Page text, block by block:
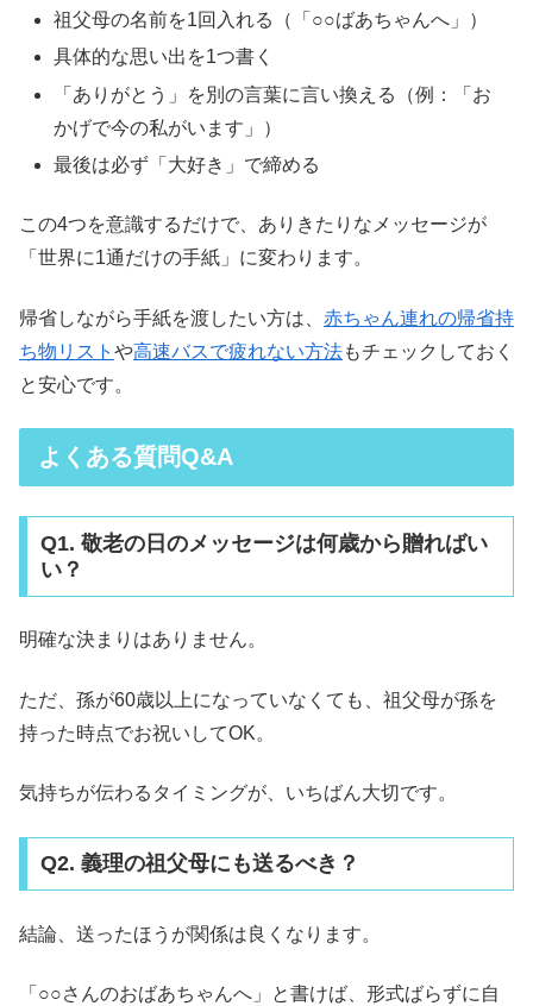
祖父母の名前を1回入れる（「○○ばあちゃんへ」）
具体的な思い出を1つ書く
「ありがとう」を別の言葉に言い換える（例：「お
かげで今の私がいます」）
最後は必ず「大好き」で締める
この4つを意識するだけで、ありきたりなメッセージが
「世界に1通だけの手紙」に変わります。
帰省しながら手紙を渡したい方は、 赤ちゃん連れの帰省持
ち物リスト や高速バスで疲れない方法もチェックしておく
と安心です。
よくある質問Q&A
Q1. 敬老の日のメッセージは何歳から贈ればい
い？
明確な決まりはありません。
ただ、孫が60歳以上になっていなくても、祖父母が孫を
持った時点でお祝いしてOK。
気持ちが伝わるタイミングが、いちばん大切です。
Q2. 義理の祖父母にも送るべき？
結論、送ったほうが関係は良くなります。
「○○さんのおばあちゃんへ」と書けば、形式ばらずに自